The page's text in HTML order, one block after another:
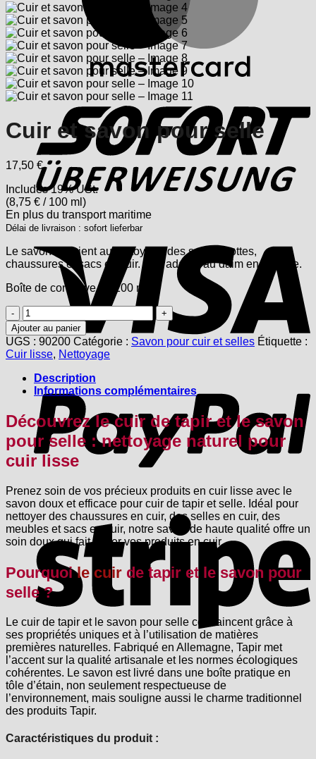
Cuir et savon pour selle
17,50 €
Includes 19% USt.
(8,75 € / 100 ml)
En plus du transportmaritime
Délai de livraison : sofort lieferbar
Le savon convient au nettoyage des selles, bottes,
chaussures et sacs en cuir. Pas adapté au daim en dsuède.
Boîte de conserve de 200 ml
quantité
de
Cuir
et
savon
pour
selle
Ajouter au panier
UGS : 90200 Catégorie : Savon pour cuir et selles Étiquette :
Cuir lisse, Nettoyage
Description
Informations complémentaires
Découvrez le cuir de tapir et le savon
pour selle :nettoyage naturel pour
cuir lisse
Prenez soin de vos précieux produits en cuir lisse avec le
savon doux et efficace pour cuir de tapir et selle. Idéal pour
nettoyer des chaussures en cuir, des selles en cuir, des
meubles et sacs en cuir, notre savon de haute qualité offre un
soin doux qui fait briller vos produits en cuir.
Pourquoile cuir de tapir et le savon pour
selle ?
Le cuir de tapir et le savon pour selle convaincent grâce à
ses propriétés uniques et à l’utilisation de matières
premières naturelles. Fabriqué en Allemagne, Tapir met
l’accent sur la qualité artisanale et les normes écologiques
cohérentes. Le savon est livré dans une boîte pratique en
tôle d’étain, non seulement respectueuse de
l’environnement, mais souligne aussi le charme traditionnel
des produits Tapir.
Caractéristiques du produit :